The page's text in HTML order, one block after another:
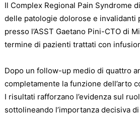
Il Complex Regional Pain Syndrome
delle patologie dolorose e
presso l’ASST Gaetano Pini-CTO di
termine di pazienti trattati con
Dopo un follow-up medio di quattro
completamente la funzione dell’arto
I risultati rafforzano l’evidenza sul
sottolineando l’importanza decisiva